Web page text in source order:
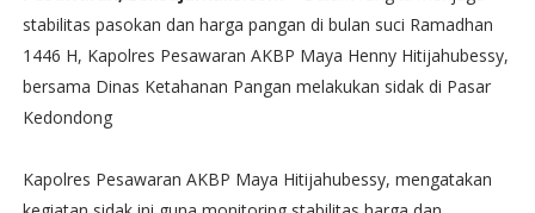
stabilitas pasokan dan harga pangan di bulan suci Ramadhan
1446 H, Kapolres Pesawaran AKBP Maya Henny Hitijahubessy,
bersama Dinas Ketahanan Pangan melakukan sidak di Pasar
Kedondong
Kapolres Pesawaran AKBP Maya Hitijahubessy, mengatakan